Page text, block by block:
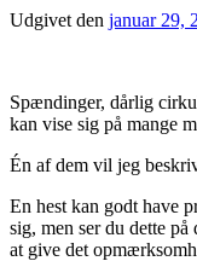
Udgivet den januar 29,
Spændinger, dårlig
kan vise sig på mange
Én af dem vil jeg
En hest kan godt have
sig, men ser du dette
at give det